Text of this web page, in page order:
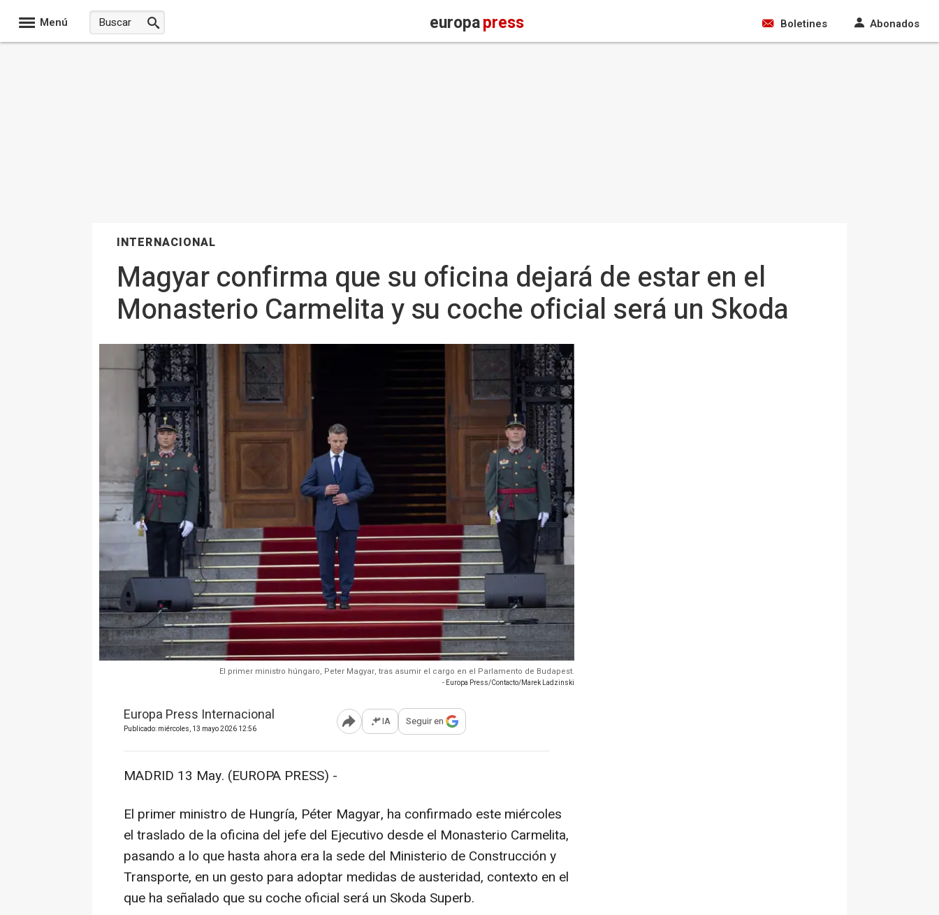
Menú europapress Boletines Abonados
INTERNACIONAL
Magyar confirma que su oficina dejará de estar en el
Monasterio Carmelita y su coche oficial será un Skoda
El primer ministro húngaro, Peter Magyar, tras asumir el cargo en el Parlamento de Budapest.
- Europa Press/Contacto/Marek Ladzinski
Europa Press Internacional
Publicado: miércoles, 13 mayo 2026 12:56 Abrir opciones para compartir
IA Seguir en
MADRID 13 May. (EUROPA PRESS) -
El primer ministro de Hungría, Péter Magyar, ha confirmado este miércoles
el traslado de la oficina del jefe del Ejecutivo desde el Monasterio Carmelita,
pasando a lo que hasta ahora era la sede del Ministerio de Construcción y
Transporte, en un gesto para adoptar medidas de austeridad, contexto en el
que ha señalado que su coche oficial será un Skoda Superb.